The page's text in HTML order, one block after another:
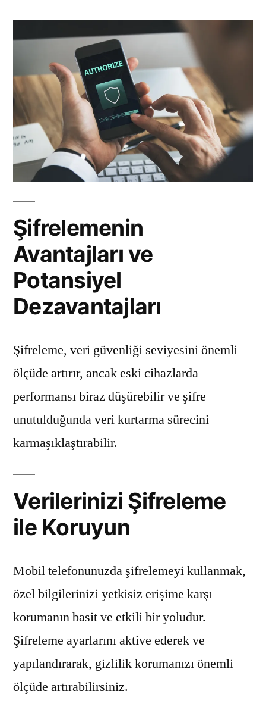
Şifrelemenin
Avantajları ve
Potansiyel
Dezavantajları
Şifreleme, veri güvenliği seviyesini önemli
ölçüde artırır, ancak eski cihazlarda
performansı biraz düşürebilir ve şifre
unutulduğunda veri kurtarma sürecini
karmaşıklaştırabilir.
Verilerinizi Şifreleme
ile Koruyun
Mobil telefonunuzda şifrelemeyi kullanmak,
özel bilgilerinizi yetkisiz erişime karşı
korumanın basit ve etkili bir yoludur.
Şifreleme ayarlarını aktive ederek ve
yapılandırarak, gizlilik korumanızı önemli
ölçüde artırabilirsiniz.